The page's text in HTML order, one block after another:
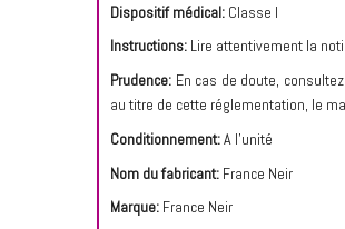
Dispositif médical: Classe I
Instructions: Lire attentivement la
Prudence: En cas de doute,
au titre de cette réglementation, le
Conditionnement:A l'unité
Nom du fabricant: France Neir
Marque: France Neir